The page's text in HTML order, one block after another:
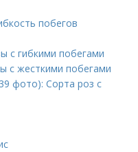
побегов
с гибкими побегами
с жесткими побегами
фото): Сорта роз с